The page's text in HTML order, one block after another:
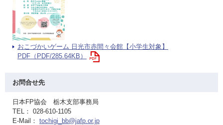
おこづかいゲーム 日光市赤間々会館【小学生対象】
PDF（PDF/285.64KB）
お問合せ先
日本FP協会 栃木支部事務局
TEL： 028-610-1105
E-Mail： tochigi_bb@jafp.or.jp